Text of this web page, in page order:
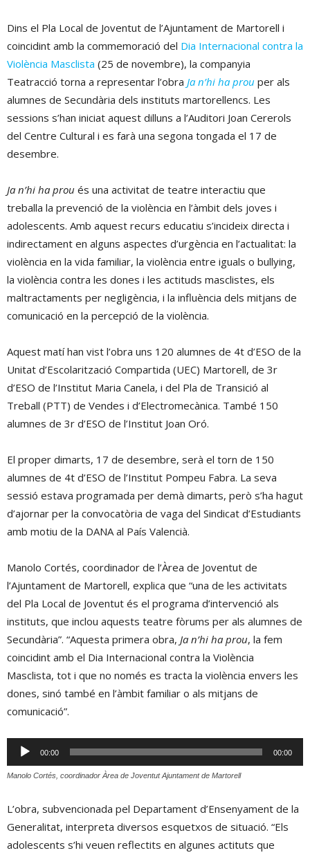
Dins el Pla Local de Joventut de l’Ajuntament de Martorell i
coincidint amb la commemoració del Dia Internacional contra la
Violència Masclista (25 de novembre), la companyia
Teatracció torna a representar l’obra Ja n’hi ha prou per als
alumnes de Secundària dels instituts martorellencs. Les
sessions s’han iniciat aquest dilluns a l’Auditori Joan Cererols
del Centre Cultural i es farà una segona tongada el 17 de
desembre.
Ja n’hi ha prou és una activitat de teatre interactiu que
treballa la prevenció de la violència en l’àmbit dels joves i
adolescents. Amb aquest recurs educatiu s’incideix directa i
indirectament en alguns aspectes d’urgència en l’actualitat: la
violència en la vida familiar, la violència entre iguals o bullying,
la violència contra les dones i les actituds masclistes, els
maltractaments per negligència, i la influència dels mitjans de
comunicació en la percepció de la violència.
Aquest matí han vist l’obra uns 120 alumnes de 4t d’ESO de la
Unitat d’Escolarització Compartida (UEC) Martorell, de 3r
d’ESO de l’Institut Maria Canela, i del Pla de Transició al
Treball (PTT) de Vendes i d’Electromecànica. També 150
alumnes de 3r d’ESO de l’Institut Joan Oró.
El proper dimarts, 17 de desembre, serà el torn de 150
alumnes de 4t d’ESO de l’Institut Pompeu Fabra. La seva
sessió estava programada per demà dimarts, però s’ha hagut
d’ajornar per la convocatòria de vaga del Sindicat d’Estudiants
amb motiu de la DANA al País Valencià.
Manolo Cortés, coordinador de l’Àrea de Joventut de
l’Ajuntament de Martorell, explica que “una de les activitats
del Pla Local de Joventut és el programa d’intervenció als
instituts, que inclou aquests teatre fòrums per als alumnes de
Secundària”. “Aquesta primera obra, Ja n’hi ha prou, la fem
coincidint amb el Dia Internacional contra la Violència
Masclista, tot i que no només es tracta la violència envers les
dones, sinó també en l’àmbit familiar o als mitjans de
comunicació”.
Reproductor
d'àudio
00:00 00:00
Manolo Cortés, coordinador Àrea de Joventut Ajuntament de Martorell
L’obra, subvencionada pel Departament d’Ensenyament de la
Generalitat, interpreta diversos esquetxos de situació. “Els
adolescents s’hi veuen reflectits en algunes actituts que